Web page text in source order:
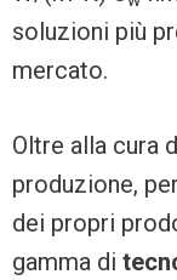
soluzioni più
mercato.
Oltre alla cura
produzione,
dei propri
gamma di